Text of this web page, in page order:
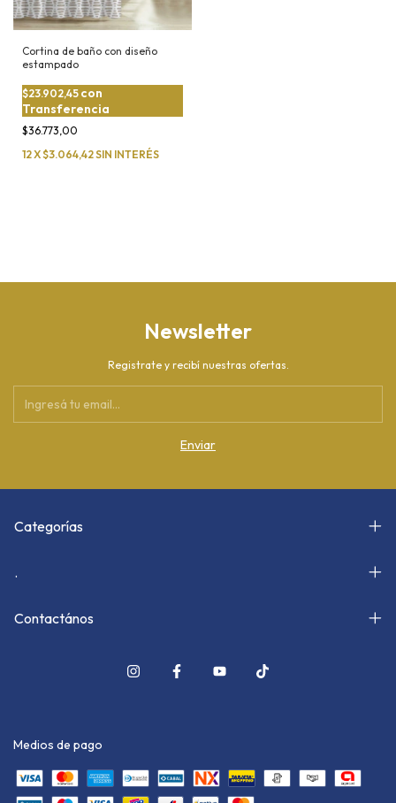
Cortina de baño con diseño
estampado
$36.773,00
$23.902,45 con
Transferencia
12X$3.064,42SIN INTERÉS
Newsletter
Registrate y recibí nuestras ofertas.
Categorías
.
Contactános
Medios de pago